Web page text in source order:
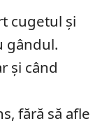
cugetul și
gândul.
și când
fără să afle